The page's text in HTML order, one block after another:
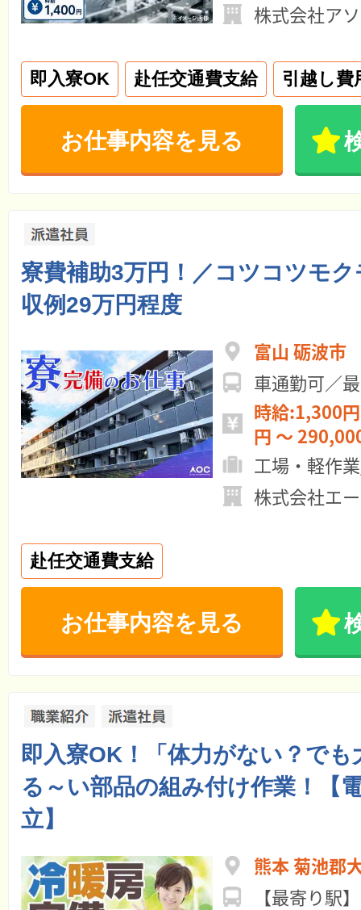
株式会社ア
即入寮OK 赴任交通費支給 引越し費
お仕事内容を見る
寮費補助3万円！／コツコツモ
収例29万円程度
富山 砺波市
車通勤可／
時給:1,300円 ～ 月給
円 ～
工場・軽作
株式会社エ
赴任交通費支給
お仕事内容を見る
即入寮OK！「体力がない？でも
る～い部品の組み付け作業！【
立】
熊本 菊池郡